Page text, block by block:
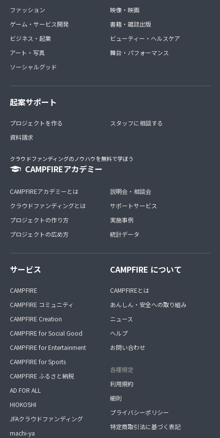
ファッション
ゲーム・サービス開発
ビジネス・起業
アート・写真
ソーシャルグッド
映像・映画
書籍・雑誌出版
ビューティー・ヘルスケア
舞台・パフォーマンス
起案サポート
プロジェクトを作る
資料請求
スタッフに相談する
クラウドファンディングのノウハウを無料で学ぼう
CAMPFIREアカデミー
CAMPFIREアカデミーとは
クラウドファンディングとは
プロジェクトの作り方
プロジェクトの広め方
説明会・相談会
サポートサービス
実施事例
統計データ
サービス
CAMPFIRE
CAMPFIRE コミュニティ
CAMPFIRE Creation
CAMPFIRE for Social Good
CAMPFIRE for Entertainment
CAMPFIRE for Sports
CAMPFIRE ふるさと納税
AD FOR ALL
HIOKOSHI
JFAクラウドファンディング
machi-ya
CAMPFIRE について
CAMPFIREとは
あんしん・安全への取り組み
ニュース
ヘルプ
お問い合わせ
各種規定
利用規約
細則
プライバシーポリシー
特定商取引法に基づく表記